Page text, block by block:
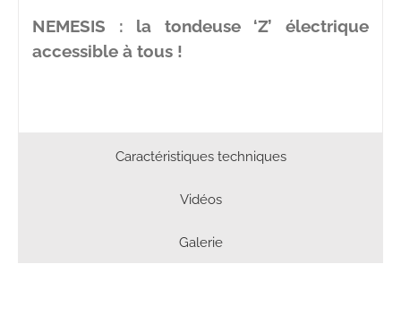
NEMESIS : la tondeuse ‘Z’ électrique
accessible à tous !
Caractéristiques techniques
Vidéos
Galerie